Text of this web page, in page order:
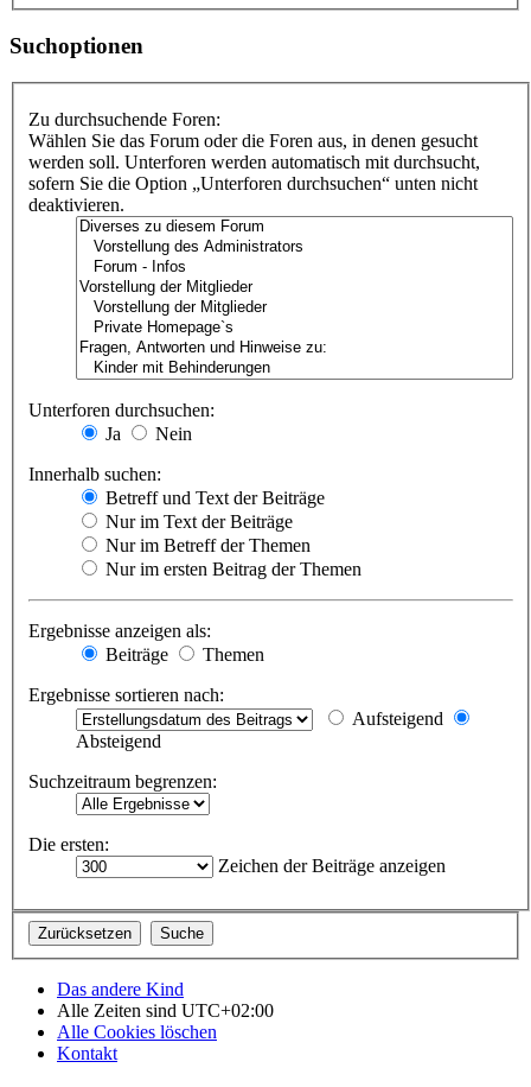
Suchoptionen
Zu durchsuchende Foren:
Wählen Sie das Forum oder die Foren aus, in denen gesucht
werden soll. Unterforen werden automatisch mit durchsucht,
sofern Sie die Option „Unterforen durchsuchen“ unten nicht
deaktivieren.
Unterforen durchsuchen:
Ja
Nein
Innerhalb suchen:
Betreff und Text der Beiträge
Nur im Text der Beiträge
Nur im Betreff der Themen
Nur im ersten Beitrag der Themen
Ergebnisse anzeigen als:
Beiträge
Themen
Ergebnisse sortieren nach:
Aufsteigend
Absteigend
Suchzeitraum begrenzen:
Die ersten:
Zeichen der Beiträge anzeigen
Das andere Kind
Alle Zeiten sind UTC+02:00
Alle Cookies löschen
Kontakt